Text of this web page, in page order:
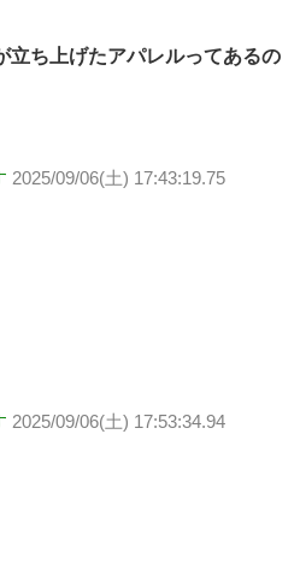
立ち上げたアパレルってあるの
2025/09/06(土) 17:43:19.75
2025/09/06(土) 17:53:34.94